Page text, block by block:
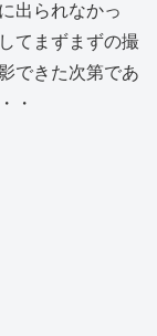
出られなかっ
てまずまずの撮
できた次第であ
・